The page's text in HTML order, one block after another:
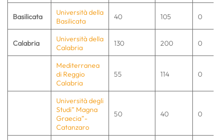
Basilicata
Università della
Basilicata
40 105 0
Calabria
Università della
Calabria
130 200 0
Mediterranea
di Reggio
Calabria
55 114 0
Università degli
Studi” Magna
Graecia”-
Catanzaro
50 40 0